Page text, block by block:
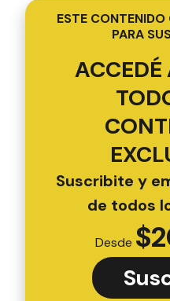
ESTE
PARA
ACCEDÉ
Suscribite y
de todos
Desde $